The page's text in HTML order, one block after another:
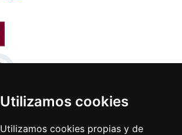
Utilizamos cookies
Utilizamos cookies propias y de